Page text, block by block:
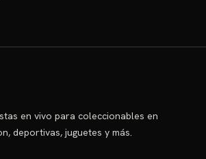
en vivo para coleccionables en
deportivas, juguetes y más.